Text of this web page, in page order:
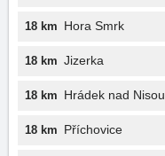
18 km Hora Smrk
18 km Jizerka
18 km Hrádek nad Nisou
18 km Příchovice